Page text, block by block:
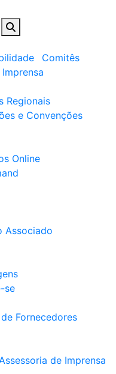
Comitês
Imprensa
Regionais
e Convenções
Online
Associado
se
Fornecedores
de Imprensa